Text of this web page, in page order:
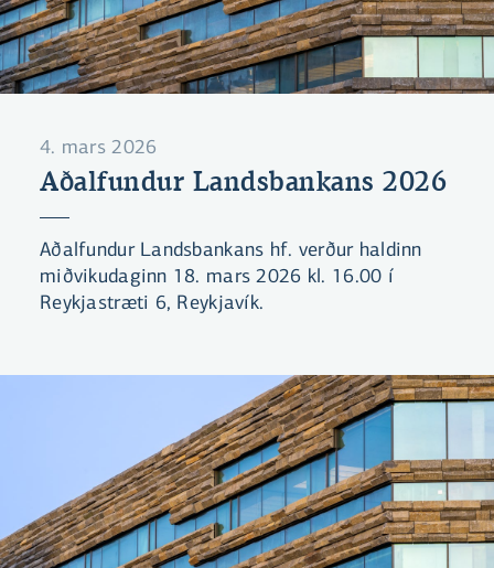
4. mars 2026
Aðalfundur Landsbankans 2026
Aðalfundur Landsbankans hf. verður haldinn
miðvikudaginn 18. mars 2026 kl. 16.00 í
Reykjastræti 6, Reykjavík.